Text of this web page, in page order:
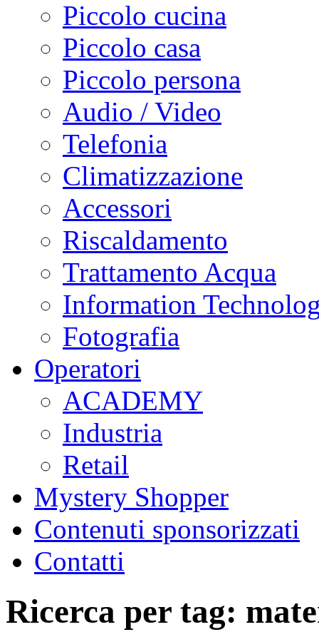
Piccolo cucina
Piccolo casa
Piccolo persona
Audio / Video
Telefonia
Climatizzazione
Accessori
Riscaldamento
Trattamento Acqua
Information
Fotografia
Operatori
ACADEMY
Industria
Retail
Mystery Shopper
Contenuti sponsorizzati
Contatti
Ricerca per tag: